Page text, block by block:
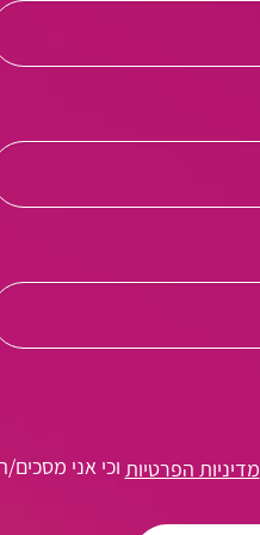
מדיניות הפרטיות וכי אני